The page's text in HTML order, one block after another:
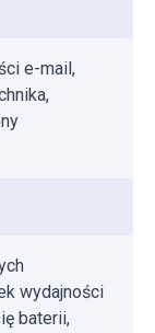
e-mail,
wydajności
baterii,